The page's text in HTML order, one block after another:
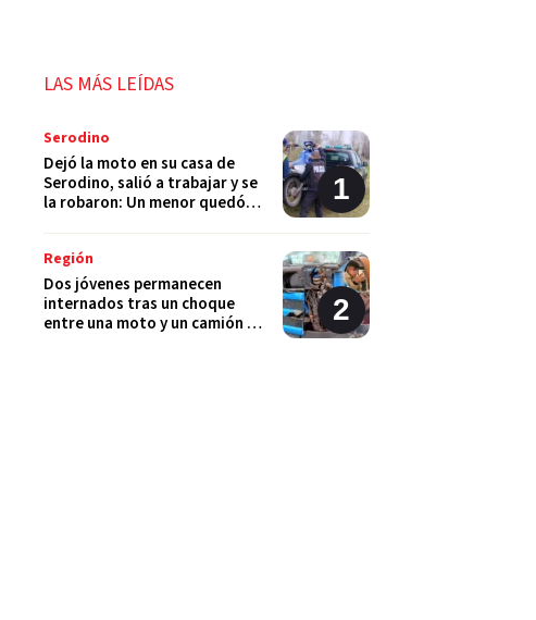
LAS MÁS LEÍDAS
Serodino
Dejó la moto en su casa de
Serodino, salió a trabajar y se
la robaron: Un menor quedó
Región
Dos jóvenes permanecen
internados tras un choque
entre una moto y un camión en